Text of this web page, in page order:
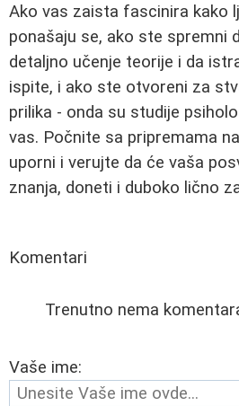
Ako vas zaista fascinira kako
ponašaju se, ako ste spremni
detaljno učenje teorije i da
ispite, i ako ste otvoreni za
prilika - onda su studije
vas. Počnite sa pripremama
uporni i verujte da će vaša
znanja, doneti i duboko lično
Komentari
Trenutno nema
Vaše ime: